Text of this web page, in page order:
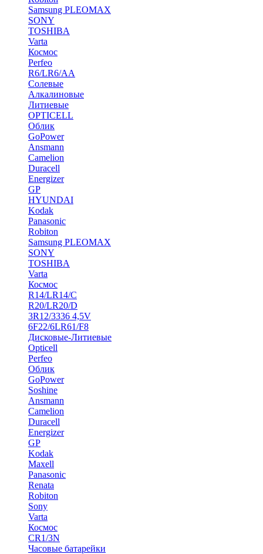
Samsung PLEOMAX
SONY
TOSHIBA
Varta
Космос
Perfeo
R6/LR6/AA
Солевые
Алкалиновые
Литиевые
OPTICELL
Облик
GoPower
Ansmann
Camelion
Duracell
Energizer
GP
HYUNDAI
Kodak
Panasonic
Robiton
Samsung PLEOMAX
SONY
TOSHIBA
Varta
Космос
R14/LR14/C
R20/LR20/D
3R12/3336 4,5V
6F22/6LR61/F8
Дисковые-Литиевые
Opticell
Perfeo
Облик
GoPower
Soshine
Ansmann
Camelion
Duracell
Energizer
GP
Kodak
Maxell
Panasonic
Renata
Robiton
Sony
Varta
Космос
CR1/3N
Часовые батарейки